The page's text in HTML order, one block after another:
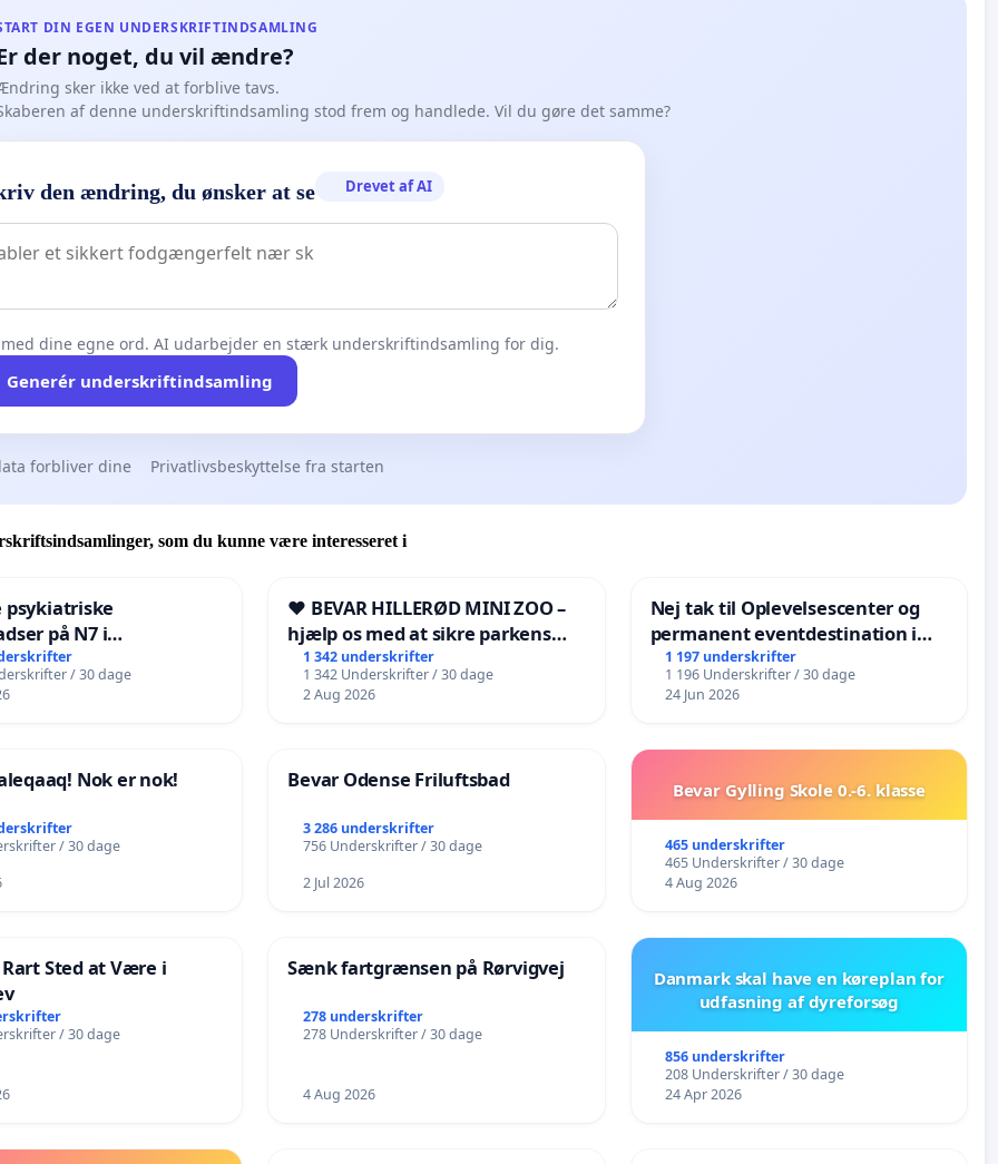
DIN EGEN UNDERSKRIFTINDSAMLING
der noget, du vil ændre?
sker ikke ved at forblive tavs.
af denne underskriftindsamling stod frem og handlede. Vil du gøre det samme?
den ændring, du ønsker at se Drevet af AI
med dine egne ord. AI udarbejder en stærk underskriftindsamling for dig.
Generér underskriftindsamling
forbliver dine Privatlivsbeskyttelse fra starten
som du kunne være interesseret i
psykiatriske
på N7 i
/ 30 dage
❤️ BEVAR HILLERØD MINI ZOO –
hjælp os med at sikre parkens
fremtid ❤️
1 342 underskrifter
1 342 Underskrifter / 30 dage
2 Aug 2026
Nej tak til Oplevelsescenter og
permanent eventdestination i
Vejby - Ja tak til et levende
lokalområde i balance
1 197 underskrifter
1 196 Underskrifter / 30 dage
24 Jun 2026
Nok er nok!
/ 30 dage
Bevar Odense Friluftsbad
3 286 underskrifter
756 Underskrifter / 30 dage
2 Jul 2026
Bevar Gylling Skole 0.-6. klasse
465 underskrifter
465 Underskrifter / 30 dage
4 Aug 2026
Rart Sted at Være i
/ 30 dage
Sænk fartgrænsen på Rørvigvej
278 underskrifter
278 Underskrifter / 30 dage
4 Aug 2026
Danmark skal have en køreplan for
udfasning af dyreforsøg
856 underskrifter
208 Underskrifter / 30 dage
24 Apr 2026